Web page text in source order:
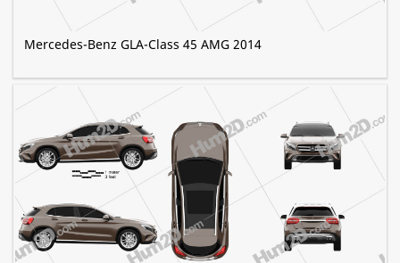
Mercedes-Benz GLA-Class 45 AMG 2014